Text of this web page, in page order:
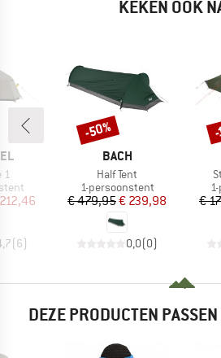
KEKEN OOK
1
prijs
(6)
MERK
BACH
Artikel
Half Tent
Productgroep
1-persoonstent
Prijs
€ 479,95Verlaagde prijs
€ 239,98
0,0(0)
Korting
-50%
€
-
DEZE PRODUCTEN